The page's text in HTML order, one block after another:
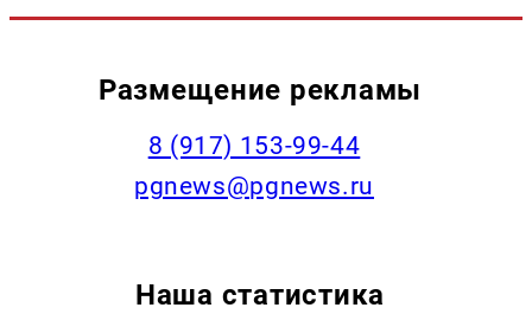
Размещение рекламы
‭8 (917) 153-99-44
pgnews@pgnews.ru
Наша статистика